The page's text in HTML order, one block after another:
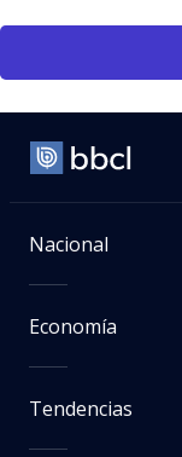
Nacional
Economía
Tendencias